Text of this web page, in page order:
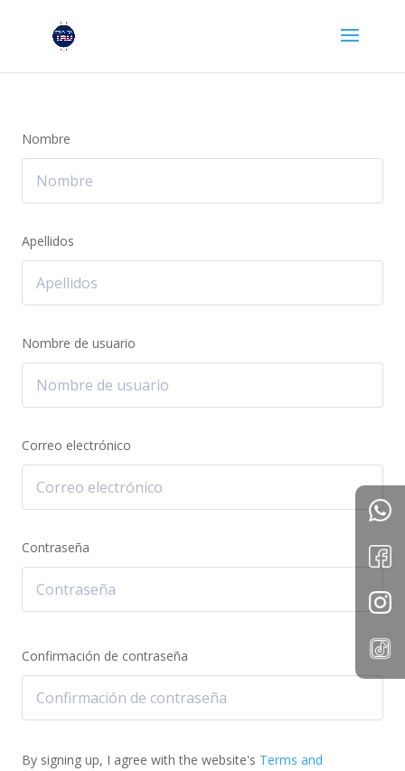
Nombre
Apellidos
Nombre de usuario
Correo electrónico
Contraseña
Confirmación de contraseña
By signing up, I agree with the website's Terms and